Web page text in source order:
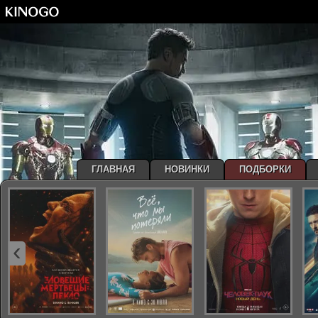
ГЛАВНАЯ НОВИНКИ ПОДБОРКИ
‹